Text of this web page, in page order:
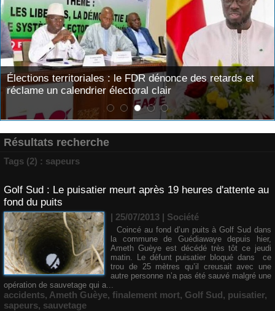
​Élections territoriales : le FDR dénonce des retards et
réclame un calendrier électoral clair
Résultats recherche
Tags (2) : sapeurs
Golf Sud : Le puisatier meurt après 19 heures d'attente au
fond du puits
| 25/07/2013 | Société
Coincé au fond d’un puits à Golf Sud dans
la commune de Guédiawaye depuis hier,
Ameth Guèye est décédé très tôt ce jeudi
matin. Le défunt puisatier bloqué dans ce
trou de 25 mètres qu’il creusait avec une
autre personne n’a pas été sauvé malgré une
opération de sauvetage qui a...
accidents, Ameth Guèye, finalement mort, Golf Sud, puisatier,
sapeurs, sauvetage